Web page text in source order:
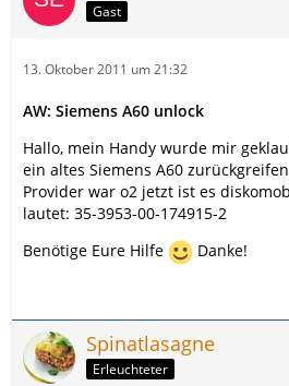
Gast
13. Oktober 2011 um 21:32
AW: Siemens A60 unlock
Hallo, mein Handy wurde mir
ein altes Siemens A60
Provider war o2 jetzt ist es
lautet: 35-3953-00-174915-2
Benötige Eure Hilfe
Danke!
Spinatlasagne
Erleuchteter